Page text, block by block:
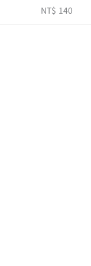
活
頁
NT$ 140